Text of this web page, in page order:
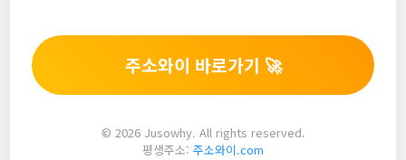
주소와이 바로가기 🚀
© 2026 Jusowhy. All rights reserved.
평생주소: 주소와이.com